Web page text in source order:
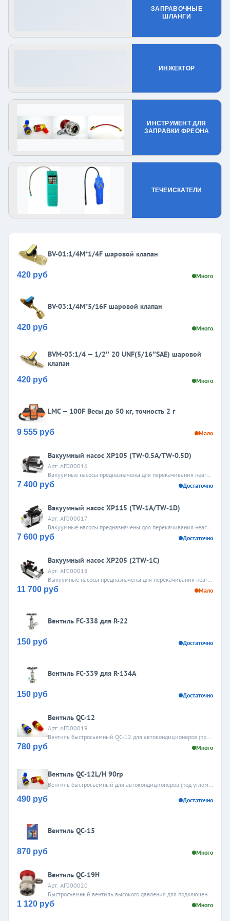
ЗАПРАВОЧНЫЕ
ШЛАНГИ
ИНЖЕКТОР
ИНСТРУМЕНТ ДЛЯ
ЗАПРАВКИ ФРЕОНА
ТЕЧЕИСКАТЕЛИ
BV-01:1/4M*1/4F шаровой клапан
420 руб Много
BV-03:1/4M*5/16F шаровой клапан
420 руб Много
BVM-03:1/4 — 1/2″ 20 UNF(5/16″SAE) шаровой
клапан
420 руб Много
LMC — 100F Весы до 50 кг, точность 2 г
9 555 руб Мало
Вакуумный насос XP105 (TW-0.5A/TW-0.5D)
Арт: АГ000016
Вакуумные насосы предназначены для перекачивания неагрессивных и негорючих газообразных сред. Агрегаты широко применяются в лабораториях, лечебных учреждениях, на промышленном производстве....
7 400 руб Достаточно
Вакуумный насос XP115 (TW-1A/TW-1D)
Арт: АГ000017
Вакуумные насосы предназначены для перекачивания неагрессивных и негорючих газообразных сред. Агрегаты широко применяются в лабораториях, лечебных учреждениях, на промышленном производстве....
7 600 руб Достаточно
Вакуумный насос XP205 (2TW-1С)
Арт: АГ000018
Выкуумные насосы предназначены для перекачивания неагрессивных и негорючих газообразных сред. Агрегаты широко применяются в лабораториях, лечебных учреждениях, на промышленном производстве....
11 700 руб Мало
Вентиль FC-338 для R-22
150 руб Достаточно
Вентиль FC-339 для R-134A
150 руб Достаточно
Вентиль QC-12
Арт: АГ000019
780 руб Много
Вентиль QC-12L/H 90гр
Вентиль быстросъемный для автокондиционеров (под углом 90, резьба 1/4 SAE наружная) низкого и высокого давления.Страна происхождения: Китай
490 руб Достаточно
Вентиль QC-15
870 руб Много
Вентиль QC-19H
Арт: АГ000020
1 120 руб Много